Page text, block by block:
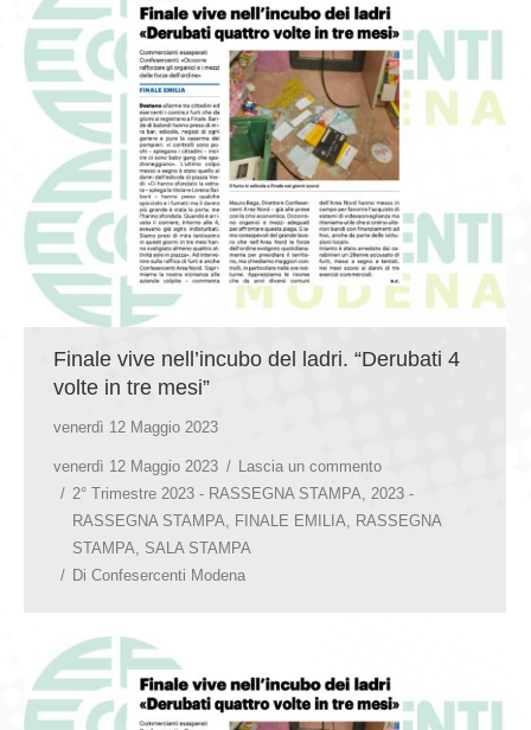
Finale vive nell’incubo del ladri. “Derubati 4
volte in tre mesi”
venerdì 12 Maggio 2023
venerdì 12 Maggio 2023
Lascia un commento
2° Trimestre 2023 - RASSEGNA STAMPA, 2023 -
RASSEGNA STAMPA, FINALE EMILIA, RASSEGNA
STAMPA, SALA STAMPA
Di Confesercenti Modena